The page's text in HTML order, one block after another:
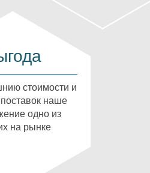
стоимости и
наше
одно из
на рынке